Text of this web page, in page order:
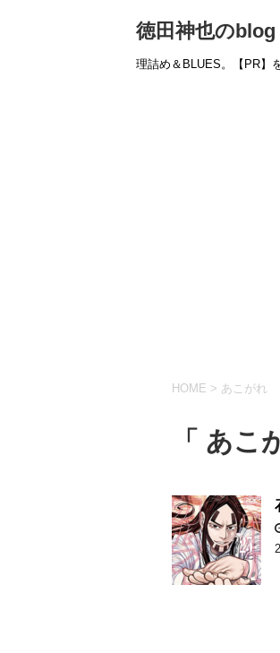
徳田神也のblog
理詰め＆BLUES。【PR】
HOME > あこがれ
「 あこ